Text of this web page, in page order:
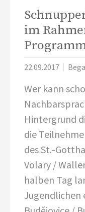
im
22.09.2017
Wer kann
Hintergrund
die
des St.-
Volary /
halben Tag
Jugendlichen